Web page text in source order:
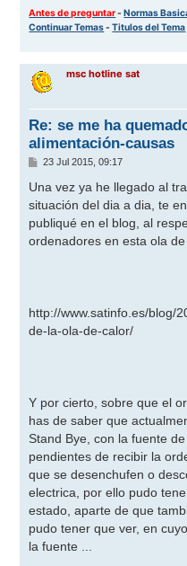
Antes de preguntar-Normas
Continuar Temas-Titulos del Tema
msc hotline sat
Re: se me ha
alimentación-causas
M
n
a
j
e
23 Jul 2015, 09:17
Una vez ya he llegado al
situación del dia a dia, te
publiqué en el blog, al
ordenadores en esta ola
http://www.satinfo.es/blog/
de-la-ola-de-calor/
Y por cierto, sobre que el
has de saber que
Stand Bye, con la fuente
pendientes de recibir la
que se desenchufen o
electrica, por ello pudo
estado, aparte de que
pudo tener que ver, en
la fuente ...